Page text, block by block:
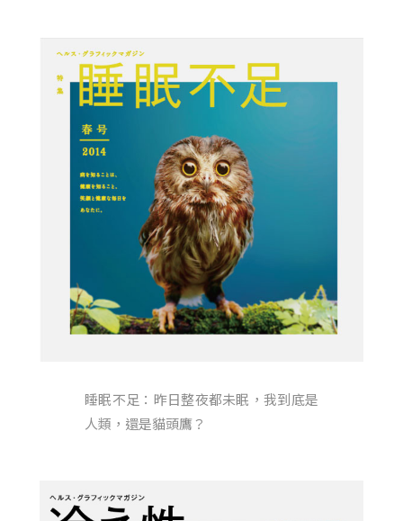
睡眠不足：昨日整夜都未眠，我到底是
人類，還是貓頭鷹？